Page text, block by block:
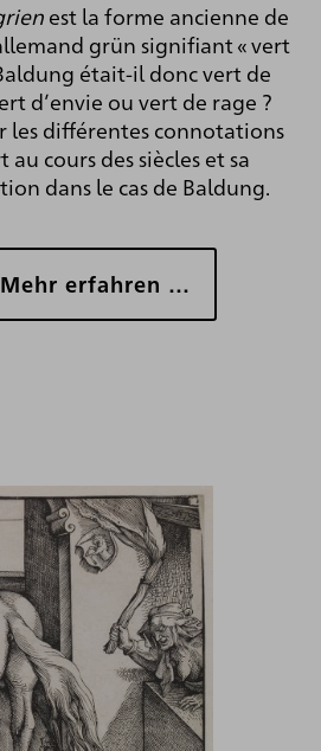
est la forme ancienne de
grün signifiant « vert
était-il donc vert de
d’envie ou vert de rage ?
les différentes connotations
au cours des siècles et sa
dans le cas de Baldung.
Mehr erfahren …